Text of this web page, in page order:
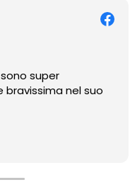
Tania Escudero
Amo como cuida y
ver sus trabajos!!!♡